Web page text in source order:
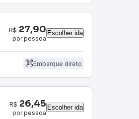
R$ 27,90
por pessoa
Escolher ida
Embarque direto
R$ 26,45
por pessoa
Escolher ida